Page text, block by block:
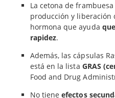
La cetona de
producción y liberación
hormona que ayuda
rapidez.
Además, las cápsulas
está en la lista GRAS
Food and Drug
No tieneefectos